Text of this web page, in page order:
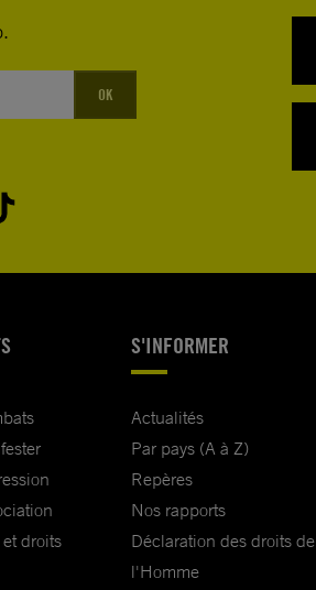
OK
droits
S'INFORMER
Actualités
Par pays (A à Z)
Repères
Nos rapports
Déclaration des droits de
l'Homme